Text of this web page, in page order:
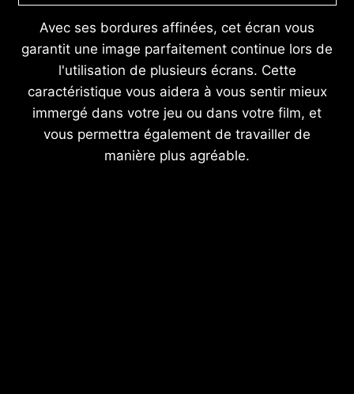
Avec ses bordures affinées, cet écran vous
garantit une image parfaitement continue lors de
l'utilisation de plusieurs écrans. Cette
caractéristique vous aidera à vous sentir mieux
immergé dans votre jeu ou dans votre film, et
vous permettra également de travailler de
manière plus agréable.